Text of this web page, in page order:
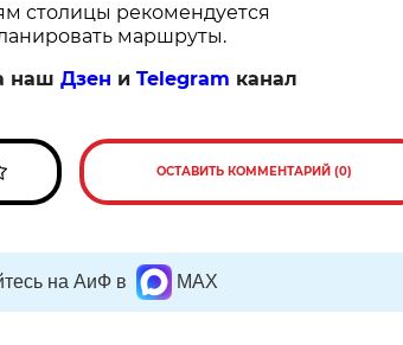
столицы рекомендуется
маршруты.
наш Дзен и Telegram канал
ОСТАВИТЬ КОММЕНТАРИЙ (0)
на АиФ в MAX